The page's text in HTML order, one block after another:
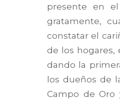
presente en
gratamente,
constatar el
de los hogares,
dando la
los dueños de
Campo de